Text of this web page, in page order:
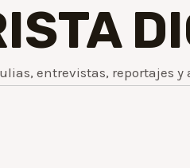
entrevistas, reportajes y